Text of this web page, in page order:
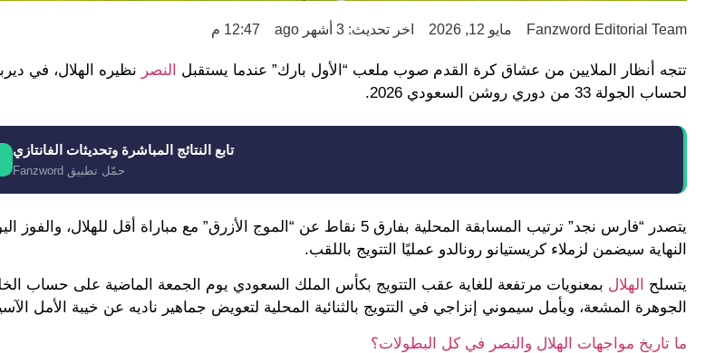
Fanzword Editorial Team مايو 12, 2026 اخر تحديث: 3 أشهر ago 12:47 م
تتجه أنظار الملايين من عشاق كرة القدم صوب ملعب “الأول بارك” عندما يستقبل النصر نظيره الهلال، في
لحساب الجولة 33 من دوري روشن السعودي 2026.
تابع النتائج المباشرة وتحديثات الفانتازي
حمّل تطبيق Fanzword
يتصدر “فارس نجد” ترتيب المسابقة المحلية بفارق 5 نقاط عن “الموج الأزرق” مع مباراة
النهاية سيضمن لزملاء كريستيانو رونالدو عمليًا التتويج باللقب.
يتسلح الهلال
الجوهرة المشعة، ويأمل سيموني إنزاجي في التتويج بالثنائية المحلية لتعويض جماهير ناديه عن خيبة الأمل
ما تاريخ مواجهات الهلال والنصر في كل البطولات؟